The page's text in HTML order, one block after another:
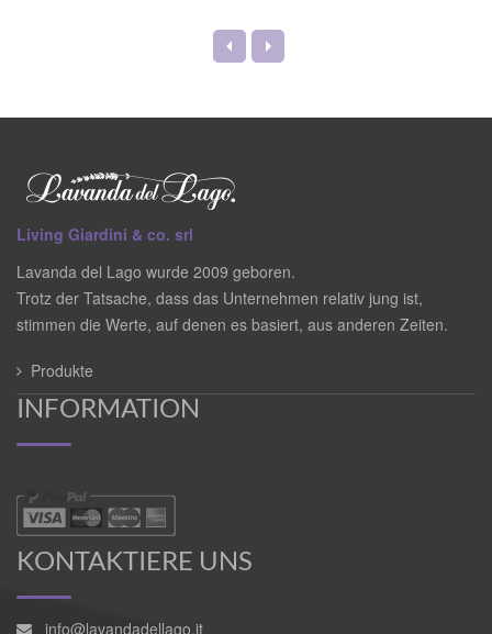
Living Giardini & co. srl
Lavanda del Lago wurde 2009 geboren.
Trotz der Tatsache, dass das Unternehmen relativ jung ist,
stimmen die Werte, auf denen es basiert, aus anderen Zeiten.
Produkte
INFORMATION
KONTAKTIERE UNS
info@lavandadellago.it